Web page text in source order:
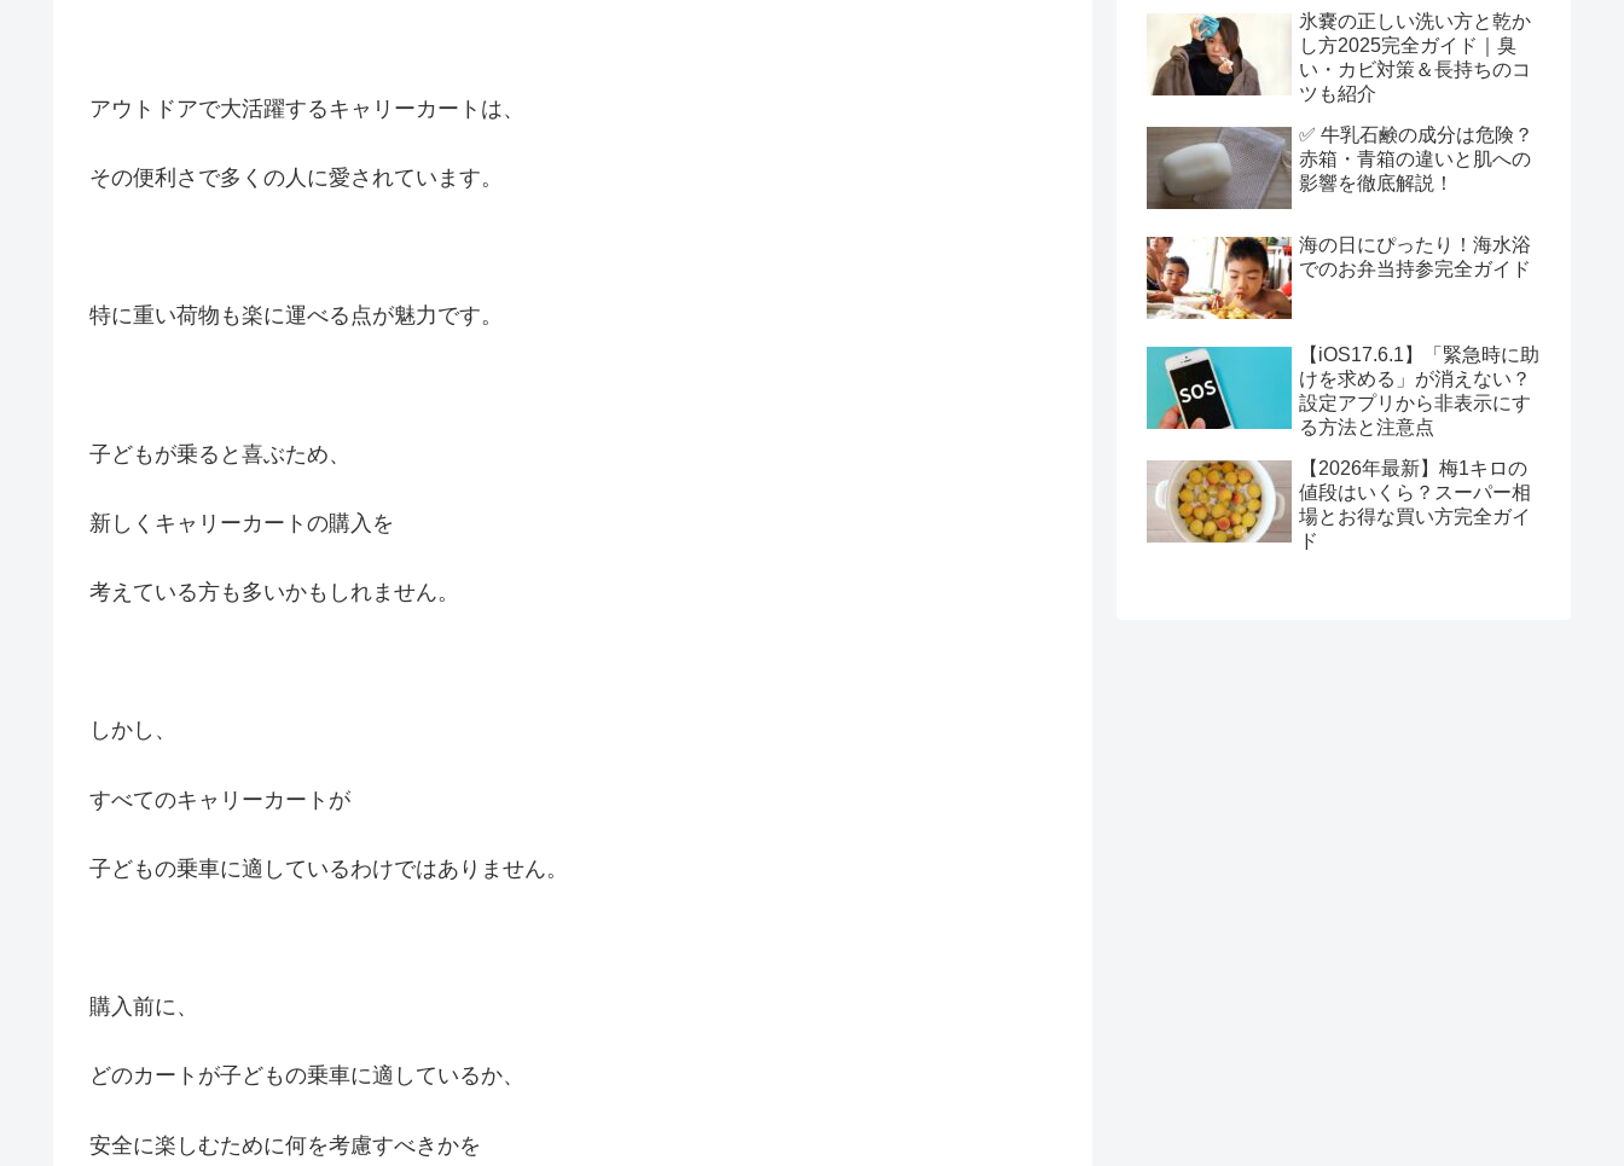
アウトドアで大活躍するキャリーカートは、
その便利さで多くの人に愛されています。
特に重い荷物も楽に運べる点が魅力です。
子どもが乗ると喜ぶため、
新しくキャリーカートの購入を
考えている方も多いかもしれません。
しかし、
すべてのキャリーカートが
子どもの乗車に適しているわけではありません。
購入前に、
どのカートが子どもの乗車に適しているか、
安全に楽しむために何を考慮すべきかを
氷嚢の正しい洗い方と乾か
し方2025完全ガイド｜臭
い・カビ対策＆長持ちのコ
ツも紹介
✅ 牛乳石鹸の成分は危険？
赤箱・青箱の違いと肌への
影響を徹底解説！
海の日にぴったり！海水浴
でのお弁当持参完全ガイド
【iOS17.6.1】「緊急時に助
けを求める」が消えない？
設定アプリから非表示にす
る方法と注意点
【2026年最新】梅1キロの
値段はいくら？スーパー相
場とお得な買い方完全ガイ
ド